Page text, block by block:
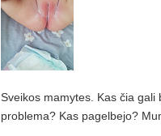
Sveikos mamytes. Kas čia
problema? Kas pagelbejo?